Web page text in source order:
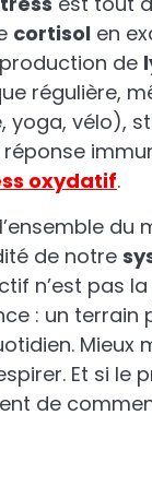
cortisol en
de
régulière,
yoga, vélo),
oxydatif.
du
de notre
n’est pas
: un terrain
Mieux
Et si le
de